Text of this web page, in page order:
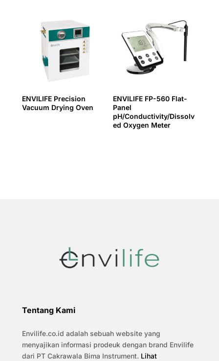
ENVILIFE Precision
Vacuum Drying Oven
ENVILIFE FP-560 Flat-
Panel
pH/Conductivity/Dissolv
ed Oxygen Meter
Tentang Kami
Envilife.co.id adalah sebuah website yang
menyajikan informasi prodeuk dengan brand Envilife
dari PT Cakrawala Bima Instrument. Lihat